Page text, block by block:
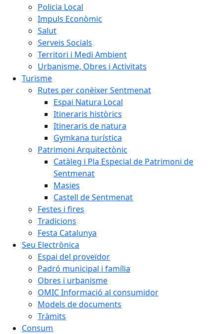
Policia Local
Impuls Econòmic
Salut
Serveis Socials
Territori i Medi Ambient
Urbanisme, Obres i Activitats
Turisme
Rutes per conèixer Sentmenat
Espai Natura Local
Itineraris històrics
Itineraris de natura
Gymkana turística
Patrimoni Arquitectònic
Catàleg i Pla Especial de Patrimoni de
Sentmenat
Masies
Castell de Sentmenat
Festes i fires
Tradicions
Festa Catalunya
Seu Electrònica
Espai del proveïdor
Padró municipal i família
Obres i urbanisme
OMIC Informació al consumidor
Models de documents
Tràmits
Consum